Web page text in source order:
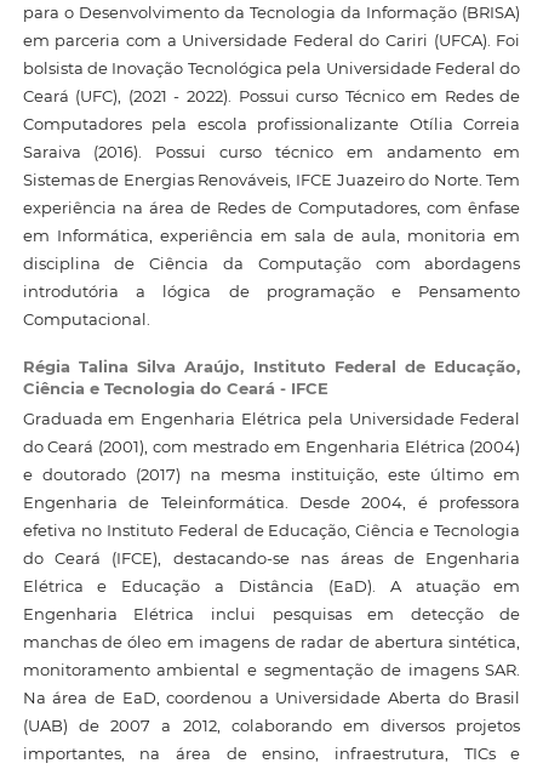
para o Desenvolvimento da Tecnologia da Informação (BRISA)
em parceria com a Universidade Federal do Cariri (UFCA). Foi
bolsista de Inovação Tecnológica pela Universidade Federal do
Ceará (UFC), (2021 - 2022). Possui curso Técnico em Redes de
Computadores pela escola profissionalizante Otília Correia
Saraiva (2016). Possui curso técnico em andamento em
Sistemas de Energias Renováveis, IFCE Juazeiro do Norte. Tem
experiência na área de Redes de Computadores, com ênfase
em Informática, experiência em sala de aula, monitoria em
disciplina de Ciência da Computação com abordagens
introdutória a lógica de programação e Pensamento
Computacional.
Régia Talina Silva Araújo, Instituto Federal de Educação,
Ciência e Tecnologia do Ceará - IFCE
Graduada em Engenharia Elétrica pela Universidade Federal
do Ceará (2001), com mestrado em Engenharia Elétrica (2004)
e doutorado (2017) na mesma instituição, este último em
Engenharia de Teleinformática. Desde 2004, é professora
efetiva no Instituto Federal de Educação, Ciência e Tecnologia
do Ceará (IFCE), destacando-se nas áreas de Engenharia
Elétrica e Educação a Distância (EaD). A atuação em
Engenharia Elétrica inclui pesquisas em detecção de
manchas de óleo em imagens de radar de abertura sintética,
monitoramento ambiental e segmentação de imagens SAR.
Na área de EaD, coordenou a Universidade Aberta do Brasil
(UAB) de 2007 a 2012, colaborando em diversos projetos
importantes, na área de ensino, infraestrutura, TICs e